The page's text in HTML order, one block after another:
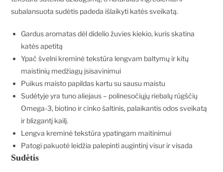
subalansuota sudėtis padeda išlaikyti katės sveikatą.
Gardus aromatas dėl didelio žuvies kiekio, kuris skatina
katės apetitą
Ypač švelni kreminė tekstūra lengvam baltymų ir kitų
maistinių medžiagų įsisavinimui
Puikus maisto papildas kartu su sausu maistu
Sudėtyje yra tuno aliejaus – polinesočiųjų riebalų rūgščių
Omega-3, biotino ir cinko šaltinis, palaikantis odos sveikatą
ir blizgantį kailį.
Lengva kreminė tekstūra ypatingam maitinimui
Patogi pakuotė leidžia palepinti augintinį visur ir visada
Sudėtis